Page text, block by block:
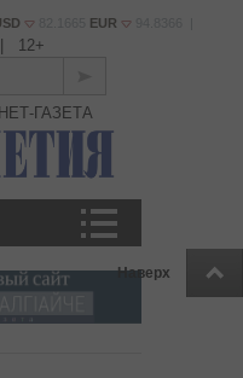
Наверх
EUR
12+
ГАЗЕТА